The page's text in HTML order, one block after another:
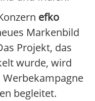
efko
Markenbild
Projekt, das
wurde, wird
begleitet.